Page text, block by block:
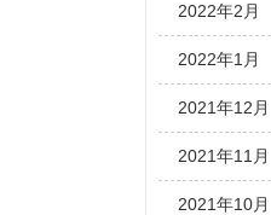
2022年2月
2022年1月
2021年12月
2021年11月
2021年10月